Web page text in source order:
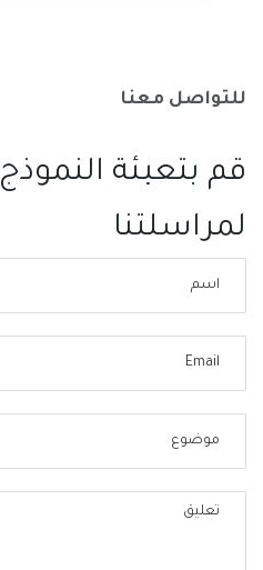
للتواصل معنا
قم بتعبئة النموذج
لمراسلتنا